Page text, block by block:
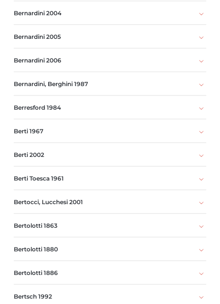
Bernardini 2004
Bernardini 2005
Bernardini 2006
Bernardini, Berghini 1987
Berresford 1984
Berti 1967
Berti 2002
Berti Toesca 1961
Bertocci, Lucchesi 2001
Bertolotti 1863
Bertolotti 1880
Bertolotti 1886
Bertsch 1992